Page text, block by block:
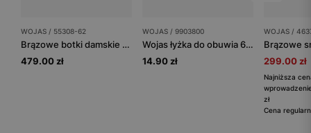
WOJAS / 55308-62
Brązowe botki damskie z dwoiny welurowej
479.00 zł
WOJAS / 9903800
Wojas łyżka do obuwia 65 cm
14.90 zł
WOJAS /
299.00 zł
Najniższa
zł
Cena